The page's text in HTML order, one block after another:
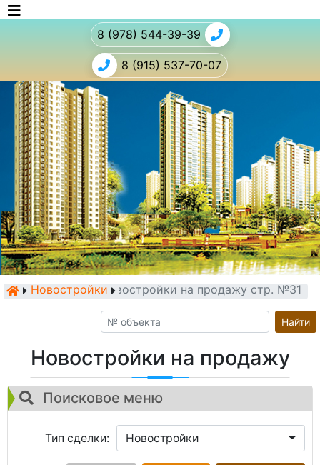
8 (978) 544-39-39
8 (915) 537-70-07
НовостройкиНовостройки на продажу стр. №31
Найти
Новостройки на продажу
Поисковое меню
Тип сделки: Новостройки